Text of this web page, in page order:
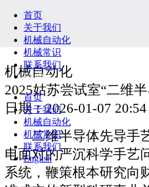
首页
关于我们
机械自动化
机械常识
联系我们
English
首页
关于我们
机械自动化
机械常识
联系我们
English
机械自动化
2025姑苏尝试室“二维
日期：2026-01-07 20:54
二维半导体先导手艺
电面对的严沉科学手艺
系统，鞭策根本研究向